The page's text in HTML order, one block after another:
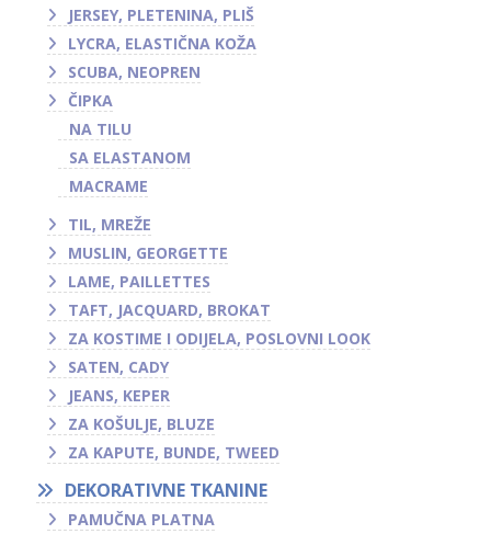
JERSEY, PLETENINA, PLIŠ
LYCRA, ELASTIČNA KOŽA
SCUBA, NEOPREN
ČIPKA
NA TILU
SA ELASTANOM
MACRAME
TIL, MREŽE
MUSLIN, GEORGETTE
LAME, PAILLETTES
TAFT, JACQUARD, BROKAT
ZA KOSTIME I ODIJELA, POSLOVNI LOOK
SATEN, CADY
JEANS, KEPER
ZA KOŠULJE, BLUZE
ZA KAPUTE, BUNDE, TWEED
DEKORATIVNE TKANINE
PAMUČNA PLATNA